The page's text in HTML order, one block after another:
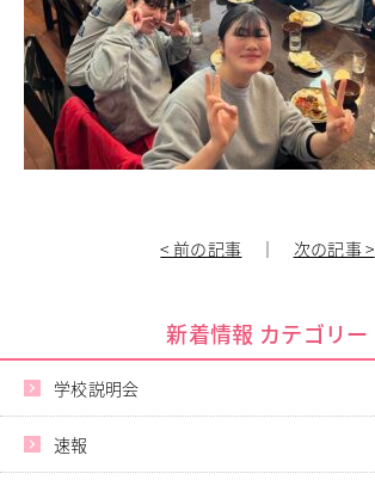
< 前の記事 ｜ 次の記事 >
新着情報 カテゴリー
学校説明会
速報